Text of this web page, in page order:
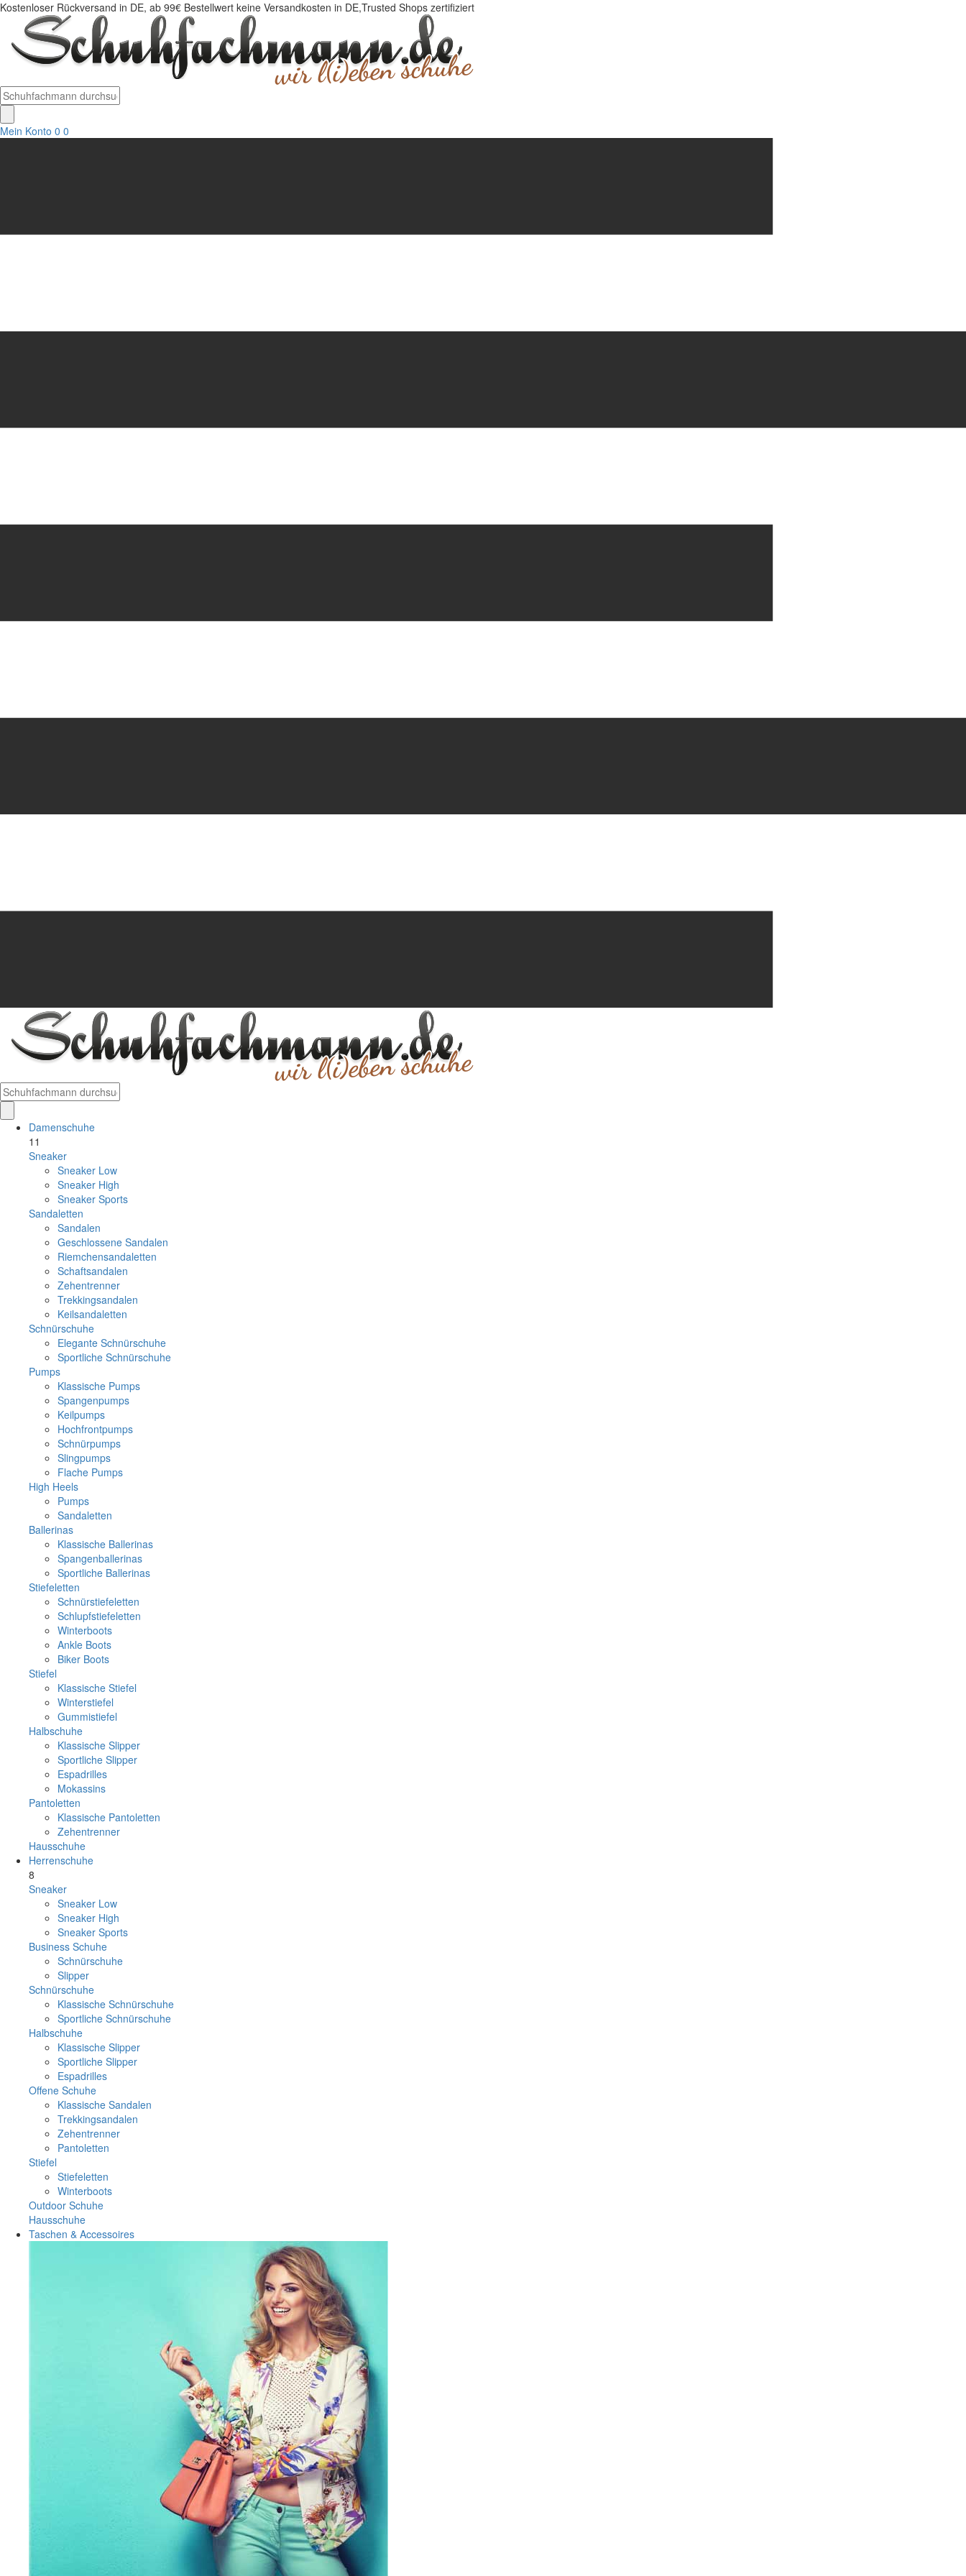
Kostenloser Rückversand in DE, ab 99€ Bestellwert keine Versandkosten in DE,Trusted Shops zertifiziert
Mein Konto 0 0
Damenschuhe
11
Sneaker
Sneaker Low
Sneaker High
Sneaker Sports
Sandaletten
Sandalen
Geschlossene Sandalen
Riemchensandaletten
Schaftsandalen
Zehentrenner
Trekkingsandalen
Keilsandaletten
Schnürschuhe
Elegante Schnürschuhe
Sportliche Schnürschuhe
Pumps
Klassische Pumps
Spangenpumps
Keilpumps
Hochfrontpumps
Schnürpumps
Slingpumps
Flache Pumps
High Heels
Pumps
Sandaletten
Ballerinas
Klassische Ballerinas
Spangenballerinas
Sportliche Ballerinas
Stiefeletten
Schnürstiefeletten
Schlupfstiefeletten
Winterboots
Ankle Boots
Biker Boots
Stiefel
Klassische Stiefel
Winterstiefel
Gummistiefel
Halbschuhe
Klassische Slipper
Sportliche Slipper
Espadrilles
Mokassins
Pantoletten
Klassische Pantoletten
Zehentrenner
Hausschuhe
Herrenschuhe
8
Sneaker
Sneaker Low
Sneaker High
Sneaker Sports
Business Schuhe
Schnürschuhe
Slipper
Schnürschuhe
Klassische Schnürschuhe
Sportliche Schnürschuhe
Halbschuhe
Klassische Slipper
Sportliche Slipper
Espadrilles
Offene Schuhe
Klassische Sandalen
Trekkingsandalen
Zehentrenner
Pantoletten
Stiefel
Stiefeletten
Winterboots
Outdoor Schuhe
Hausschuhe
Taschen & Accessoires